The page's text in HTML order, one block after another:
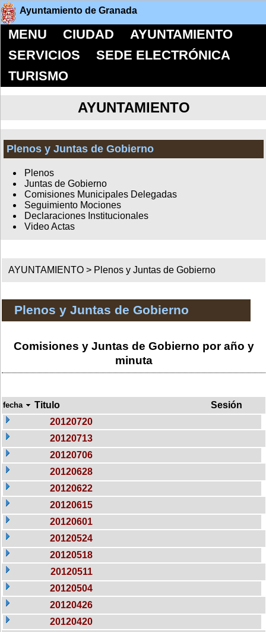
Ayuntamiento de Granada
MENU CIUDAD
AYUNTAMIENTO
SERVICIOS
SEDE ELECTRÓNICA
TURISMO
AYUNTAMIENTO
Plenos y Juntas de Gobierno
Plenos
Juntas de Gobierno
Comisiones Municipales Delegadas
Seguimiento Mociones
Declaraciones Institucionales
Video Actas
AYUNTAMIENTO > Plenos y Juntas de Gobierno
Plenos y Juntas de Gobierno
Comisiones y Juntas de Gobierno por año y
minuta
fecha Titulo
Sesión
20120720
20120713
20120706
20120628
20120622
20120615
20120601
20120524
20120518
20120511
20120504
20120426
20120420